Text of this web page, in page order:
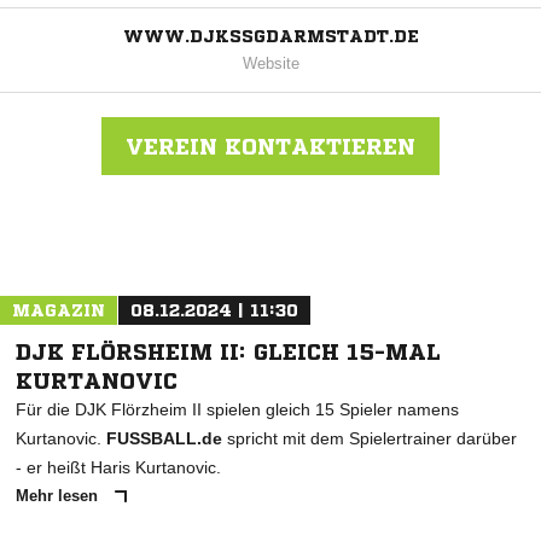
WWW.DJKSSGDARMSTADT.DE
Website
VEREIN KONTAKTIEREN
MAGAZIN 08.12.2024 | 11:30
DJK FLÖRSHEIM II: GLEICH 15-MAL
KURTANOVIC
Für die DJK Flörzheim II spielen gleich 15 Spieler namens
Kurtanovic. FUSSBALL.de spricht mit dem Spielertrainer darüber
- er heißt Haris Kurtanovic.
Mehr lesen